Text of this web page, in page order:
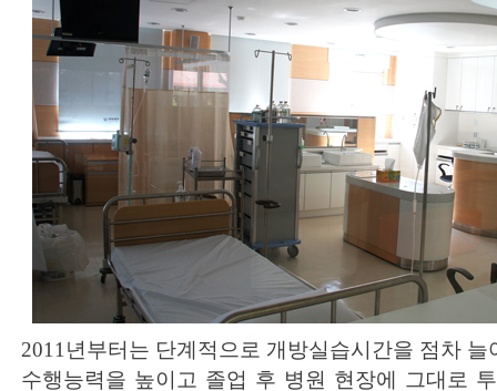
2011년부터는 단계적으로 개방실습시간을 점차
수행능력을 높이고 졸업 후 병원 현장에 그대로